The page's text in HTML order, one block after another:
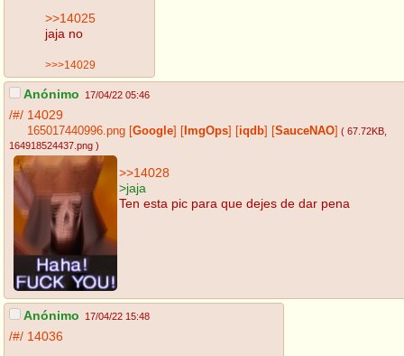
>>14025
jaja no
>>>14029
Anónimo 17/04/22 05:46
/#/ 14029
165017440996.png Google ImgOps iqdb SauceNAO ( 67.72KB
164918524437.png )
>>14028
>jaja
Ten esta pic para que dejes de dar pena
Anónimo 17/04/22 15:48
/#/ 14036